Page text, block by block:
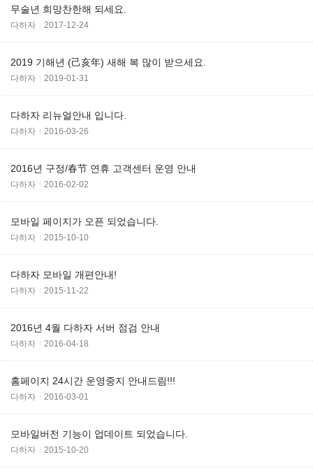
무술년 희망찬한해 되세요.
다하자 2017-12-24
2019 기해년 (己亥年) 새해 복 많이 받으세요.
다하자 2019-01-31
다하자 리뉴얼안내 입니다.
다하자 2016-03-26
2016년 구정/春节 연휴 고객센터 운영 안내
다하자 2016-02-02
모바일 페이지가 오픈 되었습니다.
다하자 2015-10-10
다하자 모바일 개편안내!
다하자 2015-11-22
2016년 4월 다하자 서버 점검 안내
다하자 2016-04-18
홈페이지 24시간 운영중지 안내드림!!!
다하자 2016-03-01
모바일버전 기능이 업데이트 되었습니다.
다하자 2015-10-20